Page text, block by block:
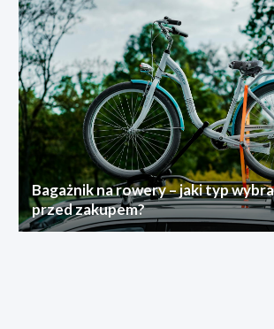
Bagażnik na rowery – jaki typ
przed zakupem?